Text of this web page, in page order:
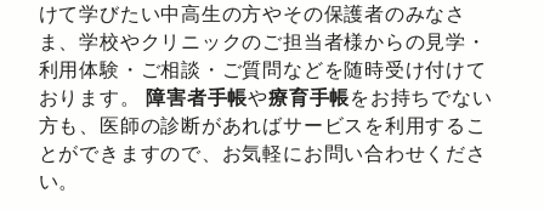
けて学びたい中高生の方やその保護者のみなさ
ま、学校やクリニックのご担当者様からの見学・
利用体験・ご相談・ご質問などを随時受け付けて
おります。 障害者手帳や療育手帳をお持ちでない
方も、医師の診断があればサービスを利用するこ
とができますので、お気軽にお問い合わせくださ
い。